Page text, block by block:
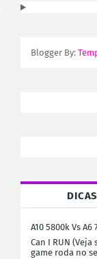
Blogger By:
A10 5800k Vs A6
Can I RUN (Veja
game roda no